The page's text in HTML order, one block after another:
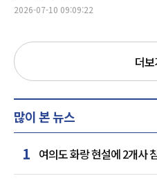
2026-07-10 09:09:22
더보
많이 본 뉴스
1 여의도 화랑 현설에 2개사
거점 확보하나